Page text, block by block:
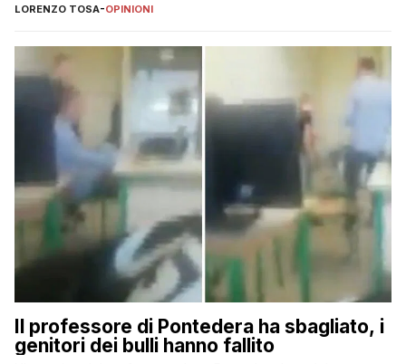
LORENZO TOSA-OPINIONI
Il professore di Pontedera ha sbagliato, i
genitori dei bulli hanno fallito